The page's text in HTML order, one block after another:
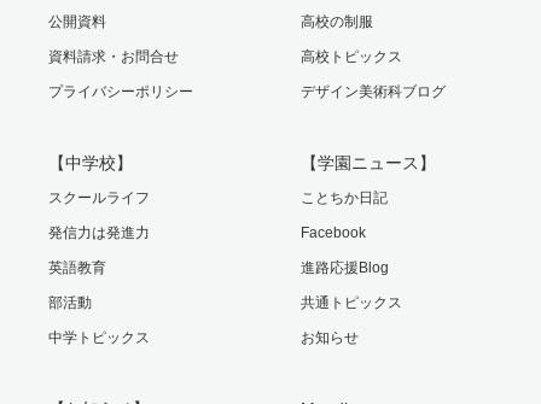
公開資料
資料請求・お問合せ
プライバシーポリシー
高校の制服
高校トピックス
デザイン美術科ブログ
【中学校】
スクールライフ
発信力は発進力
英語教育
部活動
中学トピックス
【学園ニュース】
ことちか日記
Facebook
進路応援Blog
共通トピックス
お知らせ